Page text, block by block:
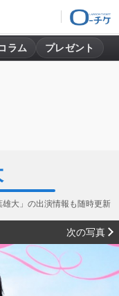
ラム プレゼント
雄大」の出演情報も随時更新
次の写真